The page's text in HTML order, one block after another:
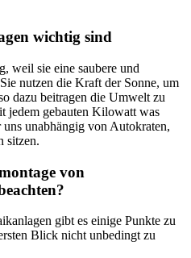
wichtig sind
weil sie eine saubere und
nutzen die Kraft der Sonne, um
dazu beitragen die Umwelt zu
jedem gebauten Kilowatt was
unabhängig von Autokraten,
sitzen.
von
gibt es einige Punkte zu
Blick nicht unbedingt zu